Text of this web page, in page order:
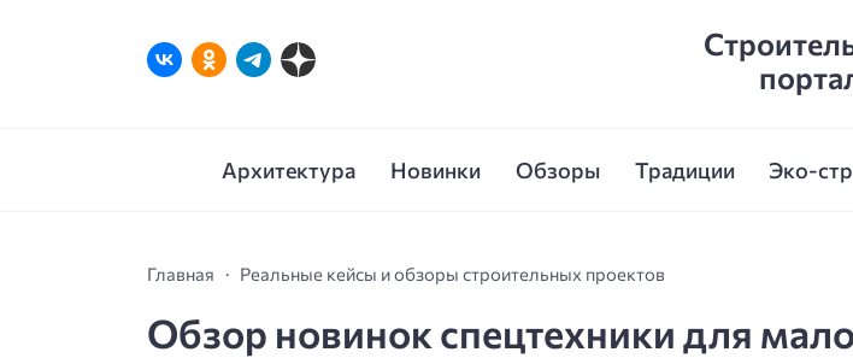
Архитектура Новинки Обзоры Традиции Эко-
Главная Реальные кейсы и обзоры строительных проектов
Обзор новинок спецтехники для